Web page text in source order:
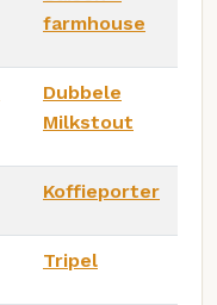
farmhouse
Dubbele
Milkstout
Koffieporter
Tripel